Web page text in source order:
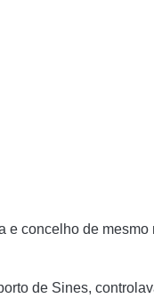
e concelho de mesmo
de Sines,